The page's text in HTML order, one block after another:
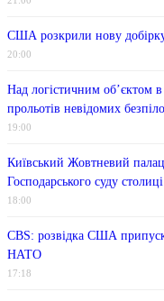
США розкрили нову добірку
20:00
Над логістичним об’єктом в
прольотів невідомих
19:00
Київський Жовтневий
Господарського суду столиці
18:00
CBS: розвідка США
НАТО
17:18